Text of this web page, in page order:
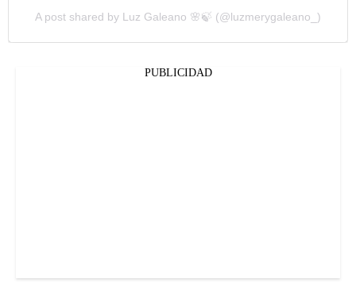
A post shared by Luz Galeano 🌸🍃 (@luzmerygaleano_)
PUBLICIDAD